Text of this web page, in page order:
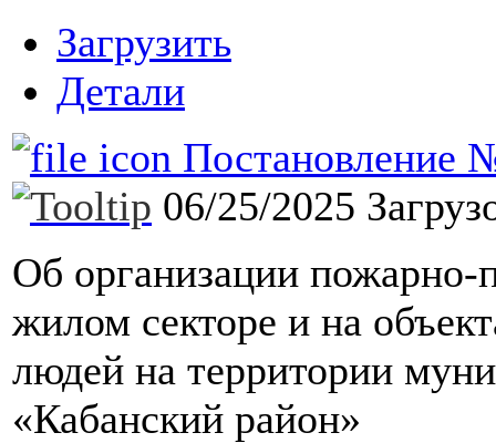
Загрузить
Детали
Постановление
06/25/2025
Об организации пожарно-
жилом секторе и на
людей на территории
«Кабанский район»